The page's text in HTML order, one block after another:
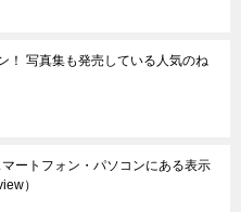
！ 写真集も発売している人気のね
ートフォン・パソコンにある表示
）